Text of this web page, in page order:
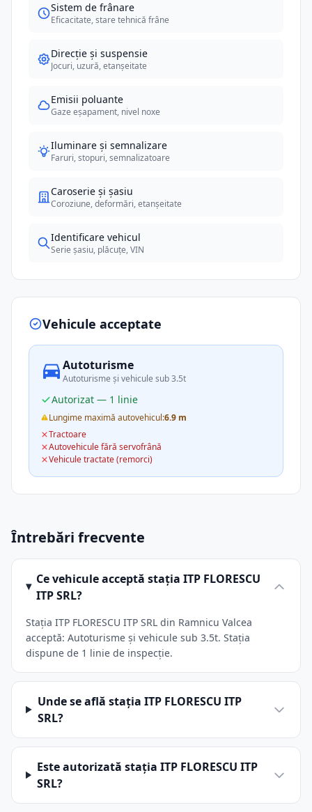
Sistem de frânare
Eficacitate, stare tehnică frâne
Direcție și suspensie
Jocuri, uzură, etanșeitate
Emisii poluante
Gaze eșapament, nivel noxe
Iluminare și semnalizare
Faruri, stopuri, semnalizatoare
Caroserie și șasiu
Coroziune, deformări, etanșeitate
Identificare vehicul
Serie șasiu, plăcuțe, VIN
Vehicule acceptate
Autoturisme
Autoturisme și vehicule sub 3.5t
Autorizat — 1 linie
Lungime maximă autovehicul:6.9 m
Tractoare
Autovehicule fără servofrână
Vehicule tractate (remorci)
Întrebări frecvente
Ce vehicule acceptă stația ITP FLORESCU
ITP SRL?
Stația ITP FLORESCU ITP SRL din Ramnicu Valcea
acceptă: Autoturisme și vehicule sub 3.5t. Stația
dispune de 1 linie de inspecție.
Unde se află stația ITP FLORESCU ITP
SRL?
Este autorizată stația ITP FLORESCU ITP
SRL?